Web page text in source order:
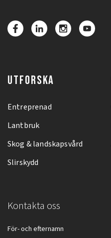
UTFORSKA
Entreprenad
Lantbruk
Skog & landskapsvård
Slirskydd
Kontakta oss